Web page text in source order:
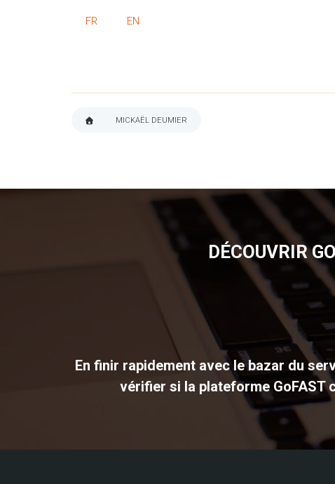
FR EN
MICKAËL DEUMIER
DÉCOUVRIR
En finir rapidement avec le bazar du
vérifier si la plateforme GoFAST